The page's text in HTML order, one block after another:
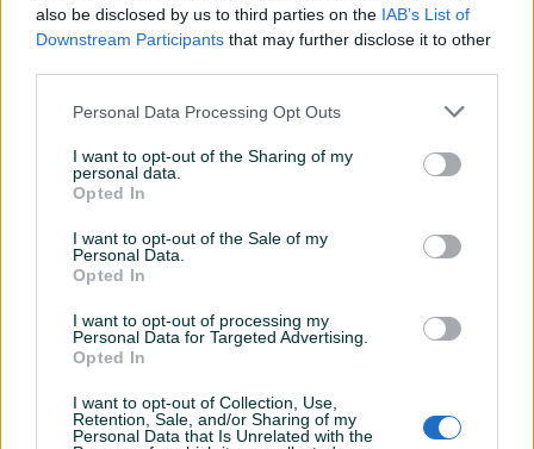
also be disclosed by us to third parties on the IAB’s List of
Downstream Participants that may further disclose it to other
Personal Data Processing Opt Outs
I want to opt-out of the Sharing of my
personal data.
Opted In
I want to opt-out of the Sale of my
Personal Data.
Opted In
I want to opt-out of processing my
Personal Data for Targeted Advertising.
Opted In
I want to opt-out of Collection, Use,
Retention, Sale, and/or Sharing of my
Personal Data that Is Unrelated with the
Technik brand je koji je nastao sa strašću za kvalitetom,
jednostavnošću i korisnosti. Brand je stvoren za teške
svojim značajkama korištenja: to je ambicija Högert Technik
inženjera koji precizno dizajniraju svaki detalj alata. Čelik
kovan na optimalnoj temperaturi, pažljivo žarenja i kaljenje
logistikom: ovi čimbenici su opis asortimana branda
uz odličan omjer cijene i kvaliteta. Sirovina je suština svakog
Za ručne alate, sirovina je ugljenični čelik. Högert Technik
pažljivo provjerava i bira svoj čelik. U Högert Technik
industrijskim divovima koji garantuju najbolji kvalitet metala.
Oni omogućuju široku paletu proizvoda iz najboljih izvora
Prikaži više
masineialati
Prosječno vrijeme odgovora 5 minuta
Prijavite se ili kreirajte račun na PIK-u da kontaktirate